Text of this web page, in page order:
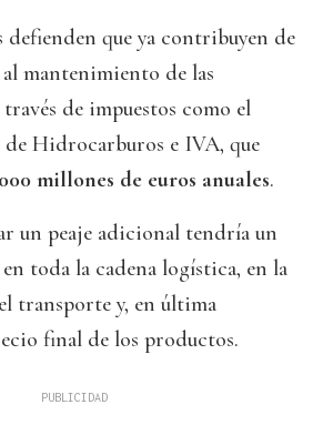
que ya contribuyen de
mantenimiento de las
de impuestos como el
de Hidrocarburos e IVA, que
millones de euros anuales.
un peaje adicional tendría un
toda la cadena logística, en la
transporte y, en última
final de los productos.